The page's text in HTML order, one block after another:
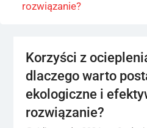
rozwiązanie?
Korzyści z
dlaczego warto
ekologiczne i
rozwiązanie?